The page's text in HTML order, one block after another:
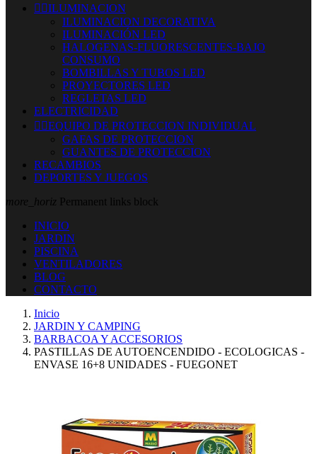
 ILUMINACION
ILUMINACION DECORATIVA
ILUMINACIÓN LED
HALOGENAS-FLUORESCENTES-BAJO
CONSUMO
BOMBILLAS Y TUBOS LED
PROYECTORES LED
REGLETAS LED
ELECTRICIDAD
 EQUIPO DE PROTECCION INDIVIDUAL
GAFAS DE PROTECCION
GUANTES DE PROTECCION
RECAMBIOS
DEPORTES Y JUEGOS
more_horiz Permanent links block
INICIO
JARDIN
PISCINA
VENTILADORES
BLOG
CONTACTO
Inicio
JARDIN Y CAMPING
BARBACOA Y ACCESORIOS
PASTILLAS DE AUTOENCENDIDO - ECOLOGICAS -
ENVASE 16+8 UNIDADES - FUEGONET